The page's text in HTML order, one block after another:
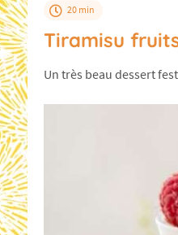
20 min
Tiramisu
Un très beau dessert